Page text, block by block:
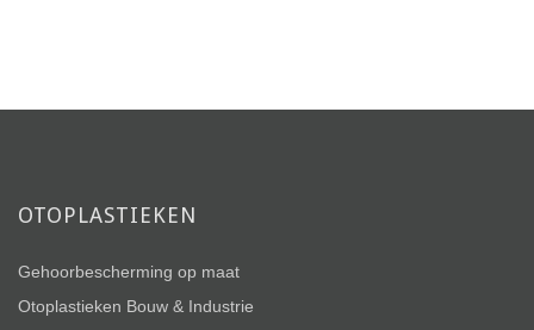
OTOPLASTIEKEN
Gehoorbescherming op maat
Otoplastieken Bouw & Industrie